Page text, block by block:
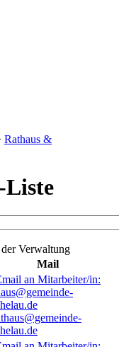
Rathaus &
Liste
Verwaltung
Mail